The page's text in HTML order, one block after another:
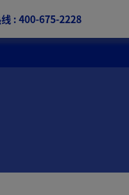
: 400-675-2228